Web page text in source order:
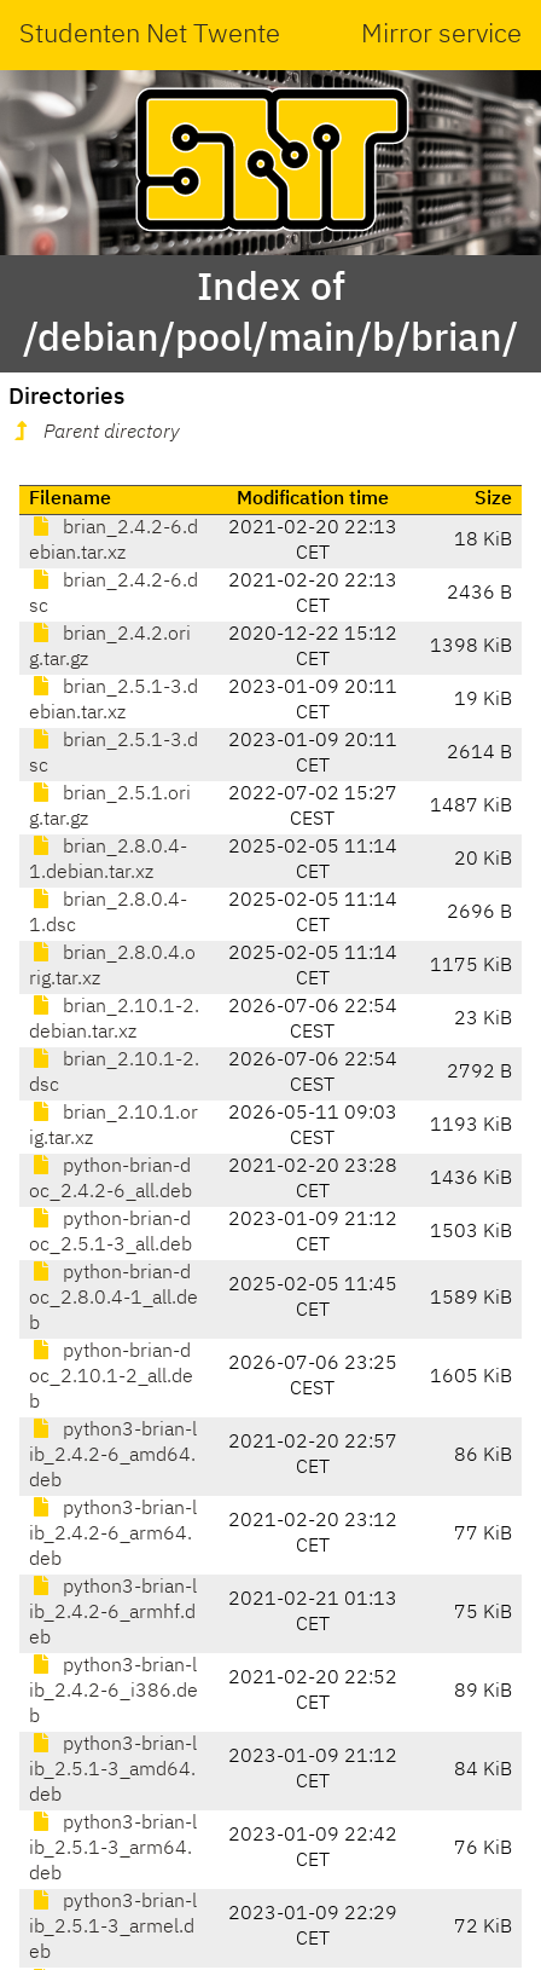
Studenten Net Twente Mirror service
Index of
/debian/pool/main/b/brian/
Directories
Parent directory
Filename Modification time
Size
brian_2.4.2-6.d
ebian.tar.xz
2021-02-20 22:13
CET
18 KiB
brian_2.4.2-6.d
sc
2021-02-20 22:13
CET
2436 B
brian_2.4.2.ori
g.tar.gz
2020-12-22 15:12
CET
1398 KiB
brian_2.5.1-3.d
ebian.tar.xz
2023-01-09 20:11
CET
19 KiB
brian_2.5.1-3.d
sc
2023-01-09 20:11
CET
2614 B
brian_2.5.1.ori
g.tar.gz
2022-07-02 15:27
CEST
1487 KiB
brian_2.8.0.4-
1.debian.tar.xz
2025-02-05 11:14
CET
20 KiB
brian_2.8.0.4-
1.dsc
2025-02-05 11:14
CET
2696 B
brian_2.8.0.4.o
rig.tar.xz
2025-02-05 11:14
CET
1175 KiB
brian_2.10.1-2.
debian.tar.xz
2026-07-06 22:54
CEST
23 KiB
brian_2.10.1-2.
dsc
2026-07-06 22:54
CEST
2792 B
brian_2.10.1.or
ig.tar.xz
2026-05-11 09:03
CEST
1193 KiB
python-brian-d
oc_2.4.2-6_all.deb
2021-02-20 23:28
CET
1436 KiB
python-brian-d
oc_2.5.1-3_all.deb
2023-01-09 21:12
CET
1503 KiB
python-brian-d
oc_2.8.0.4-1_all.de
b
2025-02-05 11:45
CET
1589 KiB
python-brian-d
oc_2.10.1-2_all.de
b
2026-07-06 23:25
CEST
1605 KiB
python3-brian-l
ib_2.4.2-6_amd64.
deb
2021-02-20 22:57
CET
86 KiB
python3-brian-l
ib_2.4.2-6_arm64.
deb
2021-02-20 23:12
CET
77 KiB
python3-brian-l
ib_2.4.2-6_armhf.d
eb
2021-02-21 01:13
CET
75 KiB
python3-brian-l
ib_2.4.2-6_i386.de
b
2021-02-20 22:52
CET
89 KiB
python3-brian-l
ib_2.5.1-3_amd64.
deb
2023-01-09 21:12
CET
84 KiB
python3-brian-l
ib_2.5.1-3_arm64.
deb
2023-01-09 22:42
CET
76 KiB
python3-brian-l
ib_2.5.1-3_armel.d
eb
2023-01-09 22:29
CET
72 KiB